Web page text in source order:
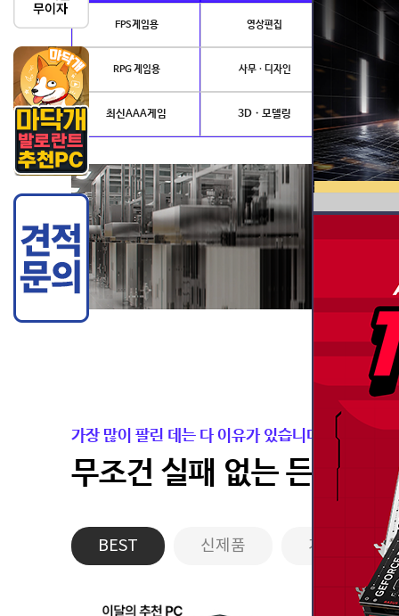
FPS게임용 영상편집
RPG 게임용 사무 · 디자인
최신AAA게임 3D · 모델링 NVIDIA
가장 많이 팔린 데는 다 이유가 있습니다.
무조건 실패 없는 든든한
BEST 신제품 게이밍PC